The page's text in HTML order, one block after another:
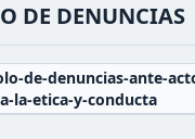
DE DENUNCIAS
de-denuncias-ante-
la-etica-y-conducta